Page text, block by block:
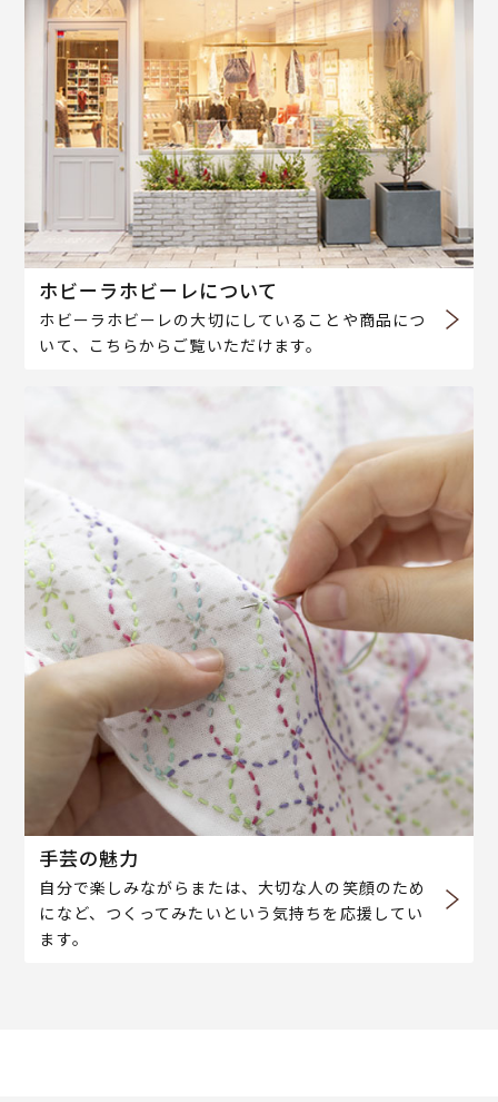
ホビーラホビーレについて
ホビーラホビーレの大切にしていることや商品につ
いて、こちらからご覧いただけます。
手芸の魅力
自分で楽しみながらまたは、大切な人の笑顔のため
になど、つくってみたいという気持ちを応援してい
ます。